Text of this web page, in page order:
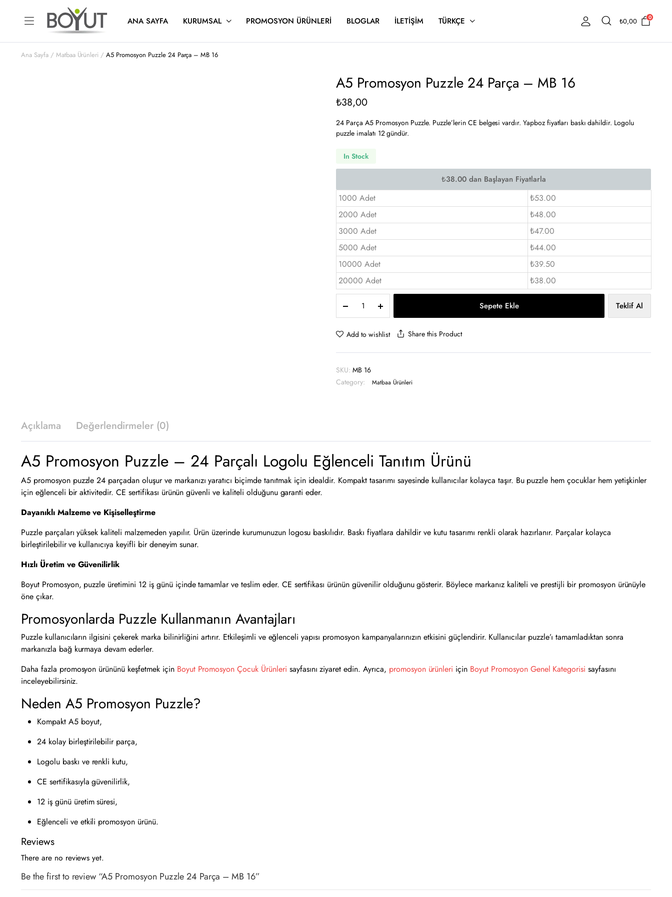
ANA SAYFA KURUMSAL PROMOSYON ÜRÜNLERI BLOGLAR İLETIŞIM TÜRKÇE ₺0,00 0
Ana Sayfa Matbaa Ürünleri A5 Promosyon Puzzle 24 Parça – MB 16
A5 Promosyon Puzzle 24 Parça – MB 16
₺38,00
24 Parça A5 Promosyon Puzzle. Puzzle’lerin CE belgesi vardır. Yapboz fiyatları baskı dahildir. Logolu
puzzle imalatı 12 gündür.
In Stock
1000 Adet
₺53.00
2000 Adet
₺48.00
3000 Adet
₺47.00
5000 Adet
₺44.00
10000 Adet
₺39.50
20000 Adet
₺38.00
Promosyon
Puzzle
24
-
16
quantity
Sepete Ekle Teklif Al
Add to wishlist Share this Product
SKU: MB 16
Category:
Matbaa Ürünleri
Açıklama Değerlendirmeler (0)
A5 Promosyon Puzzle – 24 Parçalı Logolu Eğlenceli Tanıtım Ürünü
A5 promosyon puzzle 24 parçadan oluşur ve markanızı yaratıcı biçimde tanıtmak için idealdir. Kompakt tasarımı sayesinde kullanıcılar kolayca taşır. Bu puzzle hem çocuklar hem yetişkinler
için eğlenceli bir aktivitedir. CE sertifikası ürünün güvenli ve kaliteli olduğunu garanti eder.
Dayanıklı Malzeme ve Kişiselleştirme
Puzzle parçaları yüksek kaliteli malzemeden yapılır. Ürün üzerinde kurumunuzun logosu baskılıdır. Baskı fiyatlara dahildir ve kutu tasarımı renkli olarak hazırlanır. Parçalar kolayca
birleştirilebilir ve kullanıcıya keyifli bir deneyim sunar.
Hızlı Üretim ve Güvenilirlik
Boyut Promosyon, puzzle üretimini 12 iş günü içinde tamamlar ve teslim eder. CE sertifikası ürünün güvenilir olduğunu gösterir. Böylece markanız kaliteli ve prestijli bir promosyon ürünüyle
öne çıkar.
Promosyonlarda Puzzle Kullanmanın Avantajları
Puzzle kullanıcıların ilgisini çekerek marka bilinirliğini artırır. Etkileşimli ve eğlenceli yapısı promosyon kampanyalarınızın etkisini güçlendirir. Kullanıcılar puzzle’ı tamamladıktan sonra
markanızla bağ kurmaya devam ederler.
Daha fazla promosyon ürününü keşfetmek için Boyut Promosyon Çocuk Ürünleri sayfasını ziyaret edin. Ayrıca, promosyon ürünleri için Boyut Promosyon Genel Kategorisi sayfasını
inceleyebilirsiniz.
Neden A5 Promosyon Puzzle?
Kompakt A5 boyut,
24 kolay birleştirilebilir parça,
Logolu baskı ve renkli kutu,
CE sertifikasıyla güvenilirlik,
12 iş günü üretim süresi,
Eğlenceli ve etkili promosyon ürünü.
Reviews
There are no reviews yet.
Be the first to review “A5 Promosyon Puzzle 24 Parça – MB 16”